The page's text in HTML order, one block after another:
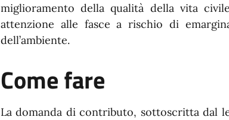
miglioramento della qualità della vita
attenzione alle fasce a rischio di
dell’ambiente.
Come fare
La domanda di contributo, sottoscritta dal